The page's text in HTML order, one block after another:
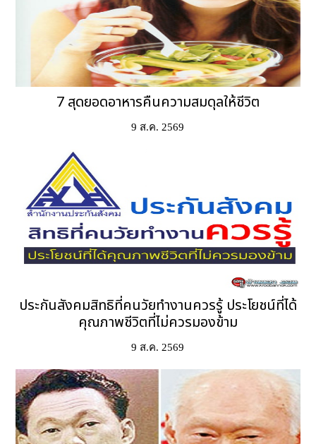
7 สุดยอดอาหารคืนความสมดุลให้ชีวิต
9 ส.ค. 2569
ประกันสังคมสิทธิที่คนวัยทำงานควรรู้ ประโยชน์ที่ได้
คุณภาพชีวิตที่ไม่ควรมองข้าม
9 ส.ค. 2569